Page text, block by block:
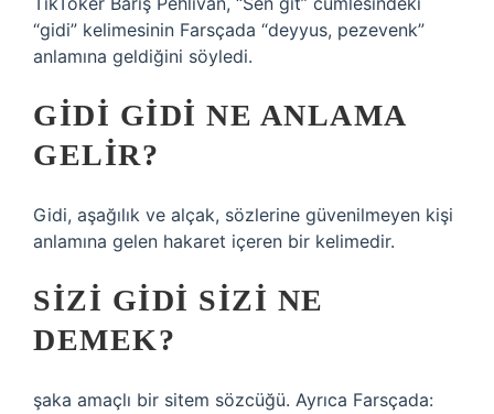
“gidi” kelimesinin Farsçada “deyyus, pezevenk”
anlamına geldiğini söyledi.
GIDI GIDI NE ANLAMA
GELIR?
Gidi, aşağılık ve alçak, sözlerine güvenilmeyen kişi
anlamına gelen hakaret içeren bir kelimedir.
SIZI GIDI SIZI NE
DEMEK?
şaka amaçlı bir sitem sözcüğü. Ayrıca Farsçada: